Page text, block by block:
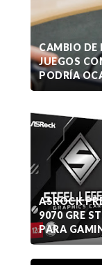
CAMBIO DE
JUEGOS
PODRÍA
ASROCK
9070 GRE
PARA